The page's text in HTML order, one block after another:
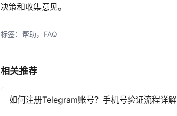
决策和收集意见。
标签：帮助，FAQ
相关推荐
如何注册Telegram账号？手机号验证流程详解